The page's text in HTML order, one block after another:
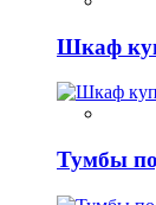
Шкаф
Тумбы